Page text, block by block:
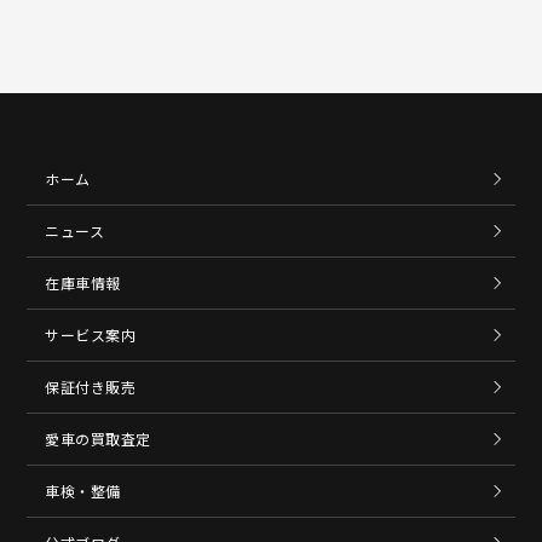
ホーム
ニュース
在庫車情報
サービス案内
保証付き販売
愛車の買取査定
車検・整備